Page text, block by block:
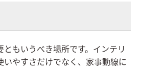
ともいうべき場所です。インテリ
いやすさだけでなく、家事動線に